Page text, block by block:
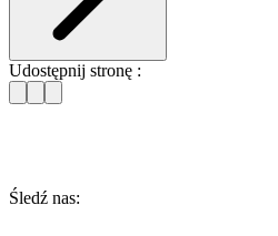
Udostępnij stronę :
Śledź nas: